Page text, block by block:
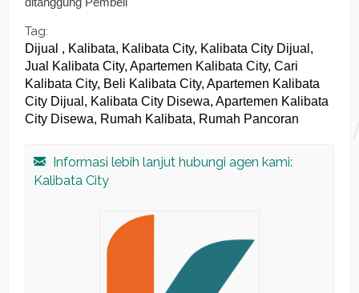
Tag:
Dijual , Kalibata, Kalibata City, Kalibata City Dijual,
Jual Kalibata City, Apartemen Kalibata City, Cari
Kalibata City, Beli Kalibata City, Apartemen Kalibata
City Dijual, Kalibata City Disewa, Apartemen Kalibata
City Disewa, Rumah Kalibata, Rumah Pancoran
Informasi lebih lanjut hubungi agen kami:
Kalibata City